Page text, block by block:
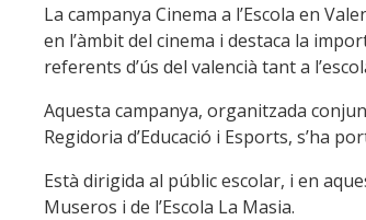
La campanya Cinema a l’Escola en
en l’àmbit del cinema i destaca la
referents d’ús del valencià tant a
Aquesta campanya, organitzada
Regidoria d’Educació i Esports, s’ha
Està dirigida al públic escolar, i en
Museros i de l’Escola La Masia.